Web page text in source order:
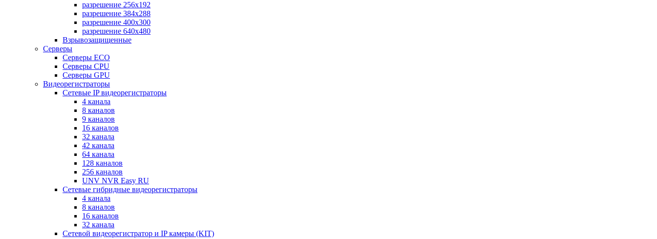
разрешение 256x192
разрешение 384х288
разрешение 400x300
разрешение 640х480
Взрывозащищенные
Серверы
Серверы ECO
Серверы CPU
Серверы GPU
Видеорегистраторы
Сетевые IP видеорегистраторы
4 канала
8 каналов
9 каналов
16 каналов
32 канала
42 канала
64 канала
128 каналов
256 каналов
UNV NVR Easy RU
Сетевые гибридные видеорегистраторы
4 канала
8 каналов
16 каналов
32 канала
Сетевой видеорегистратор и IP камеры (KIT)